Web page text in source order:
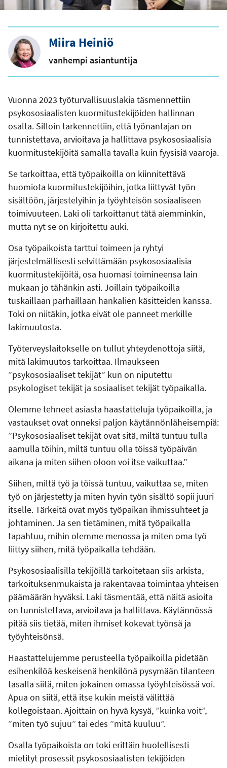
Miira Heiniö
vanhempi asiantuntija
Vuonna 2023 työturvallisuuslakia täsmennettiin
psykososiaalisten kuormitustekijöiden hallinnan
osalta. Silloin tarkennettiin, että työnantajan on
tunnistettava, arvioitava ja hallittava psykososiaalisia
kuormitustekijöitä samalla tavalla kuin fyysisiä vaaroja.
Se tarkoittaa, että työpaikoilla on kiinnitettävä
huomiota kuormitustekijöihin, jotka liittyvät työn
sisältöön, järjestelyihin ja työyhteisön sosiaaliseen
toimivuuteen. Laki oli tarkoittanut tätä aiemminkin,
mutta nyt se on kirjoitettu auki.
Osa työpaikoista tarttui toimeen ja ryhtyi
järjestelmällisesti selvittämään psykososiaalisia
kuormitustekijöitä, osa huomasi toimineensa lain
mukaan jo tähänkin asti. Joillain työpaikoilla
tuskaillaan parhaillaan hankalien käsitteiden kanssa.
Toki on niitäkin, jotka eivät ole panneet merkille
lakimuutosta.
Työterveyslaitokselle on tullut yhteydenottoja siitä,
mitä lakimuutos tarkoittaa. Ilmaukseen
”psykososiaaliset tekijät” kun on niputettu
psykologiset tekijät ja sosiaaliset tekijät työpaikalla.
Olemme tehneet asiasta haastatteluja työpaikoilla, ja
vastaukset ovat onneksi paljon käytännönläheisempiä:
”Psykososiaaliset tekijät ovat sitä, miltä tuntuu tulla
aamulla töihin, miltä tuntuu olla töissä työpäivän
aikana ja miten siihen oloon voi itse vaikuttaa.”
Siihen, miltä työ ja töissä tuntuu, vaikuttaa se, miten
työ on järjestetty ja miten hyvin työn sisältö sopii juuri
itselle. Tärkeitä ovat myös työpaikan ihmissuhteet ja
johtaminen. Ja sen tietäminen, mitä työpaikalla
tapahtuu, mihin olemme menossa ja miten oma työ
liittyy siihen, mitä työpaikalla tehdään.
Psykososiaalisilla tekijöillä tarkoitetaan siis arkista,
tarkoituksenmukaista ja rakentavaa toimintaa yhteisen
päämäärän hyväksi. Laki täsmentää, että näitä asioita
on tunnistettava, arvioitava ja hallittava. Käytännössä
pitää siis tietää, miten ihmiset kokevat työnsä ja
työyhteisönsä.
Haastattelujemme perusteella työpaikoilla pidetään
esihenkilöä keskeisenä henkilönä pysymään tilanteen
tasalla siitä, miten jokainen omassa työyhteisössä voi.
Apua on siitä, että itse kukin meistä välittää
kollegoistaan. Ajoittain on hyvä kysyä, ”kuinka voit”,
”miten työ sujuu” tai edes ”mitä kuuluu”.
Osalla työpaikoista on toki erittäin huolellisesti
mietityt prosessit psykososiaalisten tekijöiden